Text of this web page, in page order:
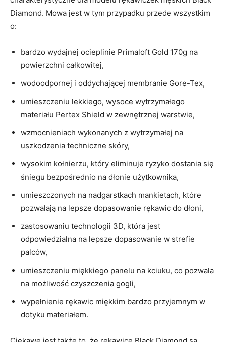
Diamond. Mowa jest w tym przypadku przede wszystkim
o:
bardzo wydajnej ocieplinie Primaloft Gold 170g na
powierzchni całkowitej,
wodoodpornej i oddychającej membranie Gore-Tex,
umieszczeniu lekkiego, wysoce wytrzymałego
materiału Pertex Shield w zewnętrznej warstwie,
wzmocnieniach wykonanych z wytrzymałej na
uszkodzenia techniczne skóry,
wysokim kołnierzu, który eliminuje ryzyko dostania się
śniegu bezpośrednio na dłonie użytkownika,
umieszczonych na nadgarstkach mankietach, które
pozwalają na lepsze dopasowanie rękawic do dłoni,
zastosowaniu technologii 3D, która jest
odpowiedzialna na lepsze dopasowanie w strefie
palców,
umieszczeniu miękkiego panelu na kciuku, co pozwala
na możliwość czyszczenia gogli,
wypełnienie rękawic miękkim bardzo przyjemnym w
dotyku materiałem.